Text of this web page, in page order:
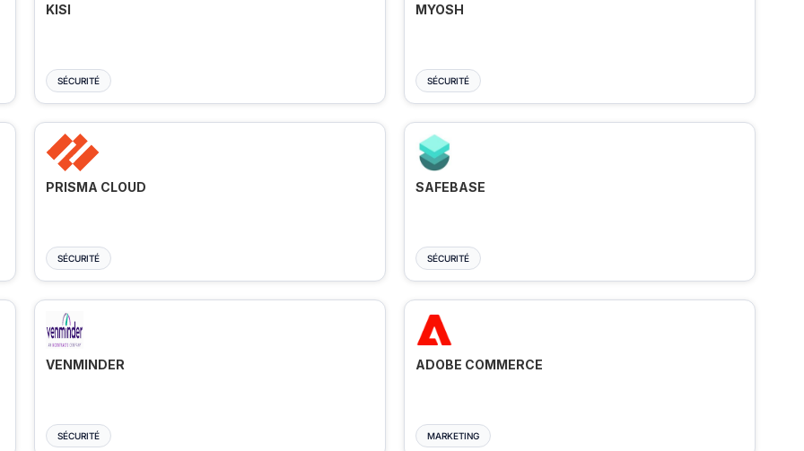
KISI
SÉCURITÉ
MYOSH
SÉCURITÉ
PRISMA CLOUD
SÉCURITÉ
SAFEBASE
SÉCURITÉ
VENMINDER
SÉCURITÉ
ADOBE COMMERCE
MARKETING